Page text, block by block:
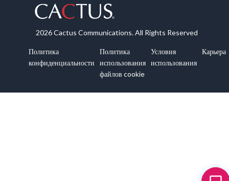
2026 Cactus Communications. All Rights Reserved
Политика
конфиденциальности
Политика
использования
файлов cookie
Условия
использования
Карьера